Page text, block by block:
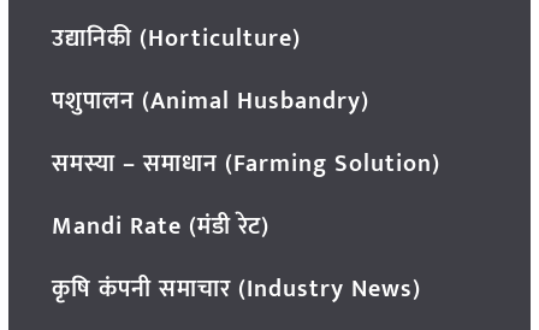
उद्यानिकी (Horticulture)
पशुपालन (Animal Husbandry)
समस्या – समाधान (Farming Solution)
Mandi Rate (मंडी रेट)
कृषि कंपनी समाचार (Industry News)